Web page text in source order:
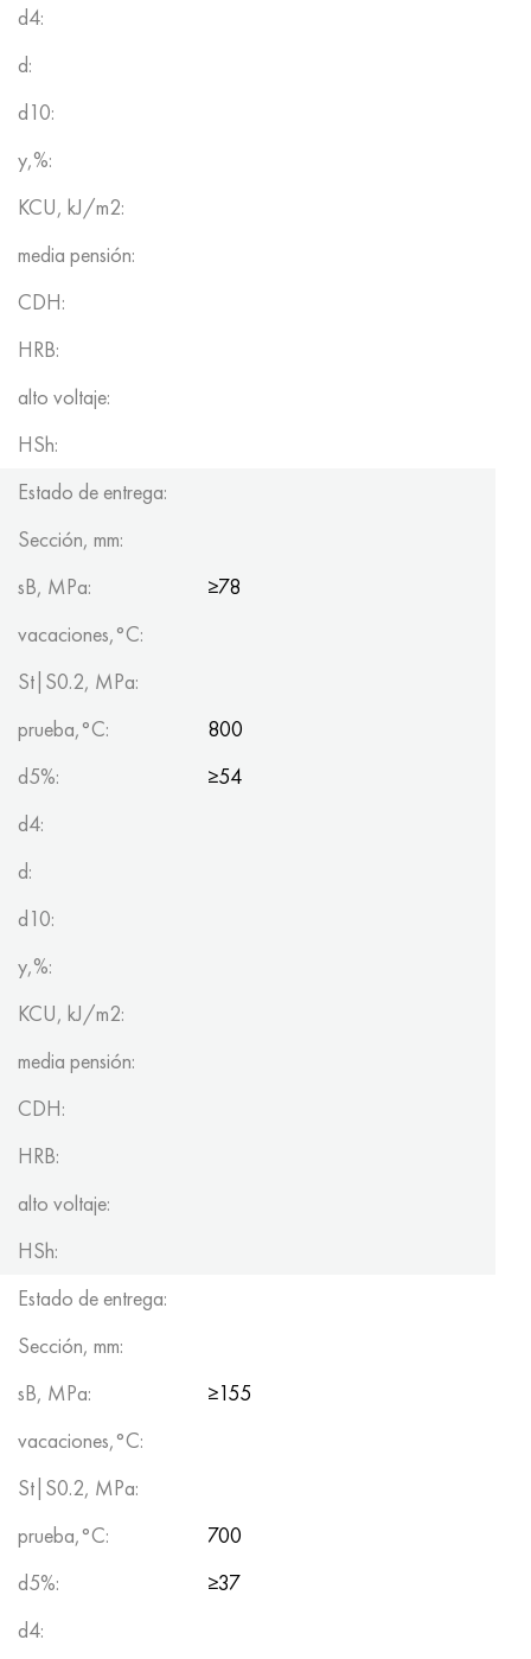
d4:
d:
d10:
y,%:
KCU, kJ/m2:
media pensión:
CDH:
HRB:
alto voltaje:
HSh:
Estado de entrega:
Sección, mm:
sB, MPa:
≥78
vacaciones,°C:
St|S0.2, MPa:
prueba,°C:
800
d5%:
≥54
d4:
d:
d10:
y,%:
KCU, kJ/m2:
media pensión:
CDH:
HRB:
alto voltaje:
HSh:
Estado de entrega:
Sección, mm:
sB, MPa:
≥155
vacaciones,°C:
St|S0.2, MPa:
prueba,°C:
700
d5%:
≥37
d4: